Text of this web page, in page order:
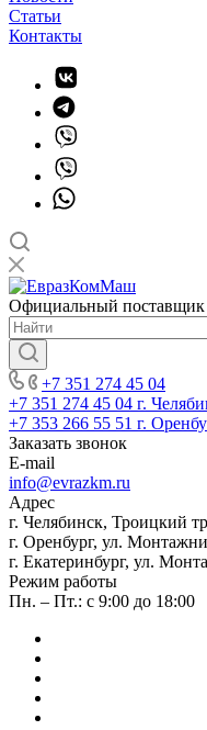
Статьи
Контакты
Официальный поставщик
+7 351 274 45 04
+7 351 274 45 04 г.
+7 353 266 55 51 г.
Заказать звонок
E-mail
info@evrazkm.ru
Адрес
г. Челябинск, Троицкий
г. Оренбург, ул.
г. Екатеринбург, ул.
Режим работы
Пн. – Пт.: с 9:00 до 18:00